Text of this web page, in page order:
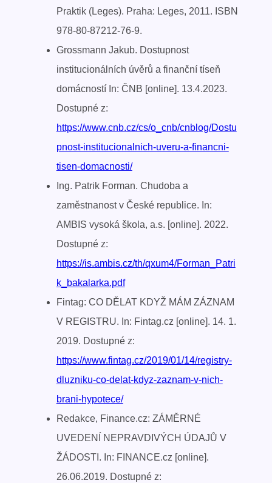
Praktik (Leges). Praha: Leges, 2011. ISBN
978-80-87212-76-9.
Grossmann Jakub. Dostupnost
institucionálních úvěrů a finanční tíseň
domácností In: ČNB [online]. 13.4.2023.
Dostupné z:
https://www.cnb.cz/cs/o_cnb/cnblog/Dostu
pnost-institucionalnich-uveru-a-financni-
tisen-domacnosti/
Ing. Patrik Forman. Chudoba a
zaměstnanost v České republice. In:
AMBIS vysoká škola, a.s. [online]. 2022.
Dostupné z:
https://is.ambis.cz/th/qxum4/Forman_Patri
k_bakalarka.pdf
Fintag: CO DĚLAT KDYŽ MÁM ZÁZNAM
V REGISTRU. In: Fintag.cz [online]. 14. 1.
2019. Dostupné z:
https://www.fintag.cz/2019/01/14/registry-
dluzniku-co-delat-kdyz-zaznam-v-nich-
brani-hypotece/
Redakce, Finance.cz: ZÁMĚRNÉ
UVEDENÍ NEPRAVDIVÝCH ÚDAJŮ V
ŽÁDOSTI. In: FINANCE.cz [online].
26.06.2019. Dostupné z: